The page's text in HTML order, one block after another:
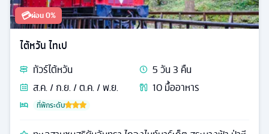
💳ผ่อน 0%
ไต้หวัน ไทเป
ทัวร์ไต้หวัน 5วัน3 คืน
ส.ค. / ก.ย. / ต.ค. / พ.ย.
10มื้ออาหาร
ที่พักระดับ